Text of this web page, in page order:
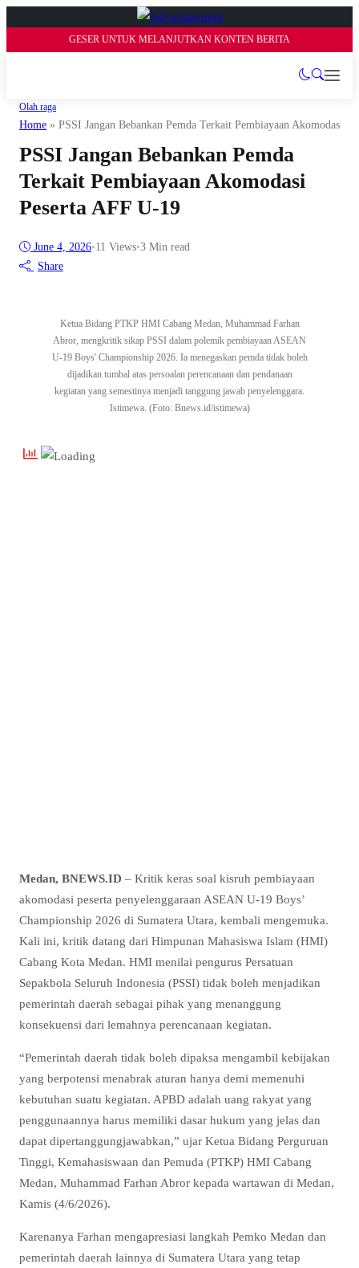
GESER UNTUK MELANJUTKAN KONTEN BERITA
Olah raga
Home » PSSI Jangan Bebankan Pemda Terkait Pembiayaan Akomodasi
PSSI Jangan Bebankan Pemda
Terkait Pembiayaan Akomodasi
Peserta AFF U-19
June 4, 2026•11 Views•3 Min read
Share
Ketua Bidang PTKP HMI Cabang Medan, Muhammad Farhan
Abror, mengkritik sikap PSSI dalam polemik pembiayaan ASEAN
U-19 Boys' Championship 2026. Ia menegaskan pemda tidak boleh
dijadikan tumbal atas persoalan perencanaan dan pendanaan
kegiatan yang semestinya menjadi tanggung jawab penyelenggara.
Istimewa. (Foto: Bnews.id/istimewa)
Medan, BNEWS.ID – Kritik keras soal kisruh pembiayaan
akomodasi peserta penyelenggaraan ASEAN U-19 Boys’
Championship 2026 di Sumatera Utara, kembali mengemuka.
Kali ini, kritik datang dari Himpunan Mahasiswa Islam (HMI)
Cabang Kota Medan. HMI menilai pengurus Persatuan
Sepakbola Seluruh Indonesia (PSSI) tidak boleh menjadikan
pemerintah daerah sebagai pihak yang menanggung
konsekuensi dari lemahnya perencanaan kegiatan.
“Pemerintah daerah tidak boleh dipaksa mengambil kebijakan
yang berpotensi menabrak aturan hanya demi memenuhi
kebutuhan suatu kegiatan. APBD adalah uang rakyat yang
penggunaannya harus memiliki dasar hukum yang jelas dan
dapat dipertanggungjawabkan,” ujar Ketua Bidang Perguruan
Tinggi, Kemahasiswaan dan Pemuda (PTKP) HMI Cabang
Medan, Muhammad Farhan Abror kepada wartawan di Medan,
Kamis (4/6/2026).
Karenanya Farhan mengapresiasi langkah Pemko Medan dan
pemerintah daerah lainnya di Sumatera Utara yang tetap